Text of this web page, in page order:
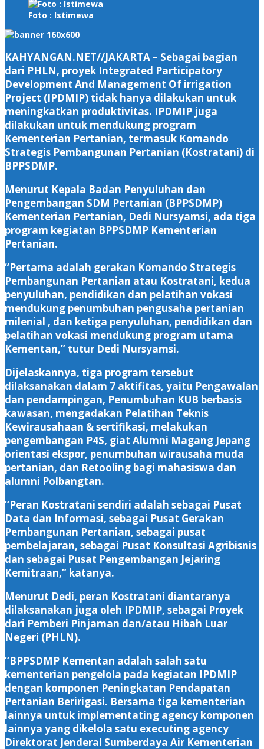
Foto : Istimewa
KAHYANGAN.NET//JAKARTA – Sebagai bagian
dari PHLN, proyek Integrated Participatory
Development And Management Of irrigation
Project (IPDMIP) tidak hanya dilakukan untuk
meningkatkan produktivitas. IPDMIP juga
dilakukan untuk mendukung program
Kementerian Pertanian, termasuk Komando
Strategis Pembangunan Pertanian (Kostratani) di
BPPSDMP.
Menurut Kepala Badan Penyuluhan dan
Pengembangan SDM Pertanian (BPPSDMP)
Kementerian Pertanian, Dedi Nursyamsi, ada tiga
program kegiatan BPPSDMP Kementerian
Pertanian.
“Pertama adalah gerakan Komando Strategis
Pembangunan Pertanian atau Kostratani, kedua
penyuluhan, pendidikan dan pelatihan vokasi
mendukung penumbuhan pengusaha pertanian
milenial , dan ketiga penyuluhan, pendidikan dan
pelatihan vokasi mendukung program utama
Kementan,” tutur Dedi Nursyamsi.
Dijelaskannya, tiga program tersebut
dilaksanakan dalam 7 aktifitas, yaitu Pengawalan
dan pendampingan, Penumbuhan KUB berbasis
kawasan, mengadakan Pelatihan Teknis
Kewirausahaan & sertifikasi, melakukan
pengembangan P4S, giat Alumni Magang Jepang
orientasi ekspor, penumbuhan wirausaha muda
pertanian, dan Retooling bagi mahasiswa dan
alumni Polbangtan.
“Peran Kostratani sendiri adalah sebagai Pusat
Data dan Informasi, sebagai Pusat Gerakan
Pembangunan Pertanian, sebagai pusat
pembelajaran, sebagai Pusat Konsultasi Agribisnis
dan sebagai Pusat Pengembangan Jejaring
Kemitraan,” katanya.
Menurut Dedi, peran Kostratani diantaranya
dilaksanakan juga oleh IPDMIP, sebagai Proyek
dari Pemberi Pinjaman dan/atau Hibah Luar
Negeri (PHLN).
“BPPSDMP Kementan adalah salah satu
kementerian pengelola pada kegiatan IPDMIP
dengan komponen Peningkatan Pendapatan
Pertanian Beririgasi. Bersama tiga kementerian
lainnya untuk implementating agency komponen
lainnya yang dikelola satu executing agency
Direktorat Jenderal Sumberdaya Air Kementerian